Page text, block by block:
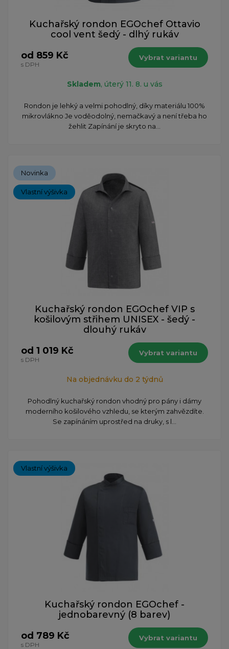
Kuchařský rondon EGOchef Ottavio
cool vent šedý - dlhý rukáv
od 859 Kč
s DPH
Vybrat variantu
Skladem, úterý 11. 8. u vás
Rondon je lehký a velmi pohodlný, díky materiálu 100%
mikrovlákno Je voděodolný, nemačkavý a není třeba ho
žehlit Zapínání je skryto na...
Novinka
Vlastní výšivka
Kuchařský rondon EGOchef VIP s
košilovým střihem UNISEX - šedý -
dlouhý rukáv
od 1 019 Kč
s DPH
Vybrat variantu
Na objednávku do 2 týdnů
Pohodlný kuchařský rondon vhodný pro pány i dámy
moderního košilového vzhledu, se kterým zahvězdíte.
Se zapínáním uprostřed na druky, s l...
Vlastní výšivka
Kuchařský rondon EGOchef -
jednobarevný (8 barev)
od 789 Kč
s DPH
Vybrat variantu